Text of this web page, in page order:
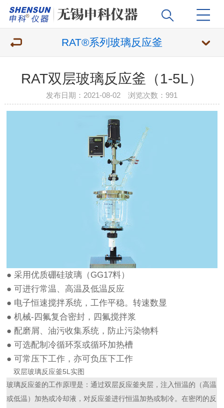
RAT®系列玻璃反应釜
RAT双层玻璃反应釜（1-5L）
发布日期：2021-08-02 浏览次数： 991
● 采用优质硼硅玻璃（GG17料）
● 可进行常温、高温及低温反应
● 电子恒速搅拌系统，工作平稳。转速数显
● 机械-四氟复合密封，四氟搅拌浆
● 配磨屑、油污收集系统，防止污染物料
● 可选配制冷循环泵或循环加热槽
● 可常压下工作，亦可负压下工作
双层玻璃反应釜5L实图
玻璃反应釜的工作原理是：通过双层反应釜夹层，注入恒温的（高温
或低温）加热或冷却液，对反应釜进行恒温加热或制冷。在密闭的反